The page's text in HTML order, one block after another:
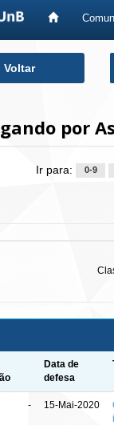
Voltar
por
Ir para: 0-9
Data de
defesa
- 15-Mai-2020